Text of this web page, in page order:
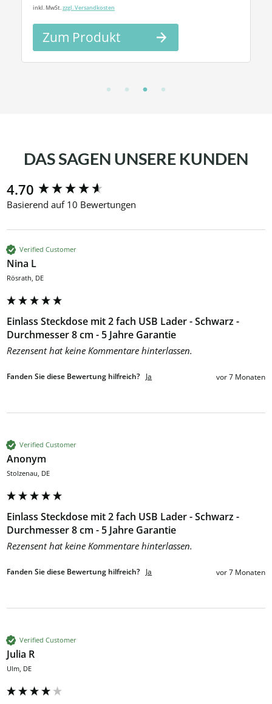
inkl. MwSt.zzgl. Versandkosten
Zum Produkt
DAS SAGEN UNSERE KUNDEN
4.70
Basierend auf 10 Bewertungen
Verified Customer
Nina L
Rösrath, DE
Einlass Steckdose mit 2 fach USB Lader - Schwarz -
Durchmesser 8 cm - 5 Jahre Garantie
Rezensent hat keine Kommentare hinterlassen.
Fanden Sie diese Bewertung hilfreich? Ja vor 7 Monaten
Verified Customer
Anonym
Stolzenau, DE
Einlass Steckdose mit 2 fach USB Lader - Schwarz -
Durchmesser 8 cm - 5 Jahre Garantie
Rezensent hat keine Kommentare hinterlassen.
Fanden Sie diese Bewertung hilfreich? Ja vor 7 Monaten
Verified Customer
Julia R
Ulm, DE
New content loaded